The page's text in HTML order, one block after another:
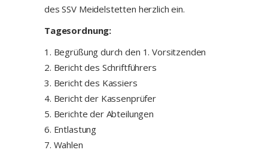
des SSV Meidelstetten herzlich ein.
Tagesordnung:
1. Begrüßung durch den 1. Vorsitzenden
2. Bericht des Schriftführers
3. Bericht des Kassiers
4. Bericht der Kassenprüfer
5. Berichte der Abteilungen
6. Entlastung
7. Wahlen